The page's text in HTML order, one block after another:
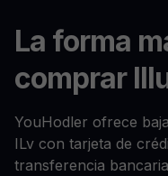
La forma
comprar
YouHodler ofrece
ILv con tarjeta de
transferencia